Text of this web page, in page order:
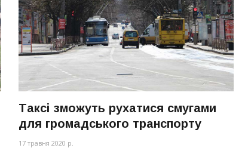
Таксі зможуть рухатися смугами
для громадського транспорту
17 травня 2020 р.